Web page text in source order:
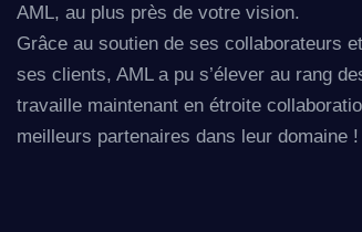
AML, au plus près de votre vision.
Grâce au soutien de ses collaborateurs
ses clients, AML a pu s’élever au rang
travaille maintenant en étroite
meilleurs partenaires dans leur domaine !